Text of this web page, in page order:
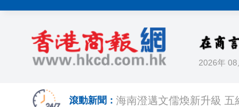
2026年 08
滾動新聞：
閩粵贛三地漢樂藝術家齊
黎智英案｜吳良好：依法
海南澄邁文儒煥新升級